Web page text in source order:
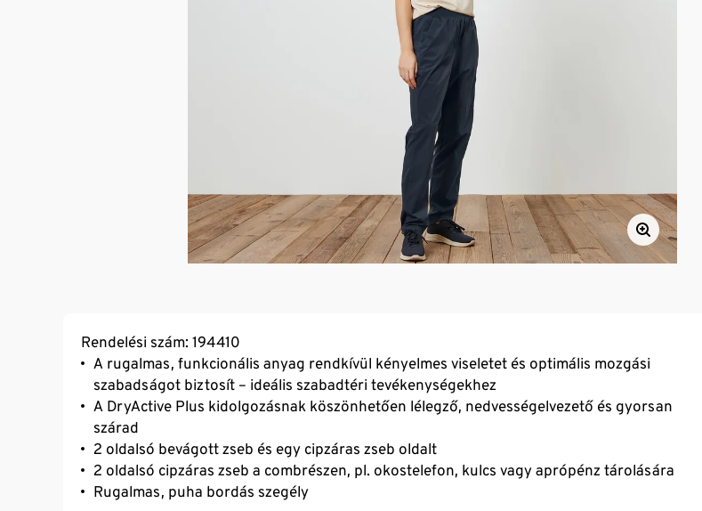
Rendelési szám: 194410
A rugalmas, funkcionális anyag rendkívül kényelmes viseletet és optimális mozgási
szabadságot biztosít – ideális szabadtéri tevékenységekhez
A DryActive Plus kidolgozásnak köszönhetően lélegző, nedvességelvezető és gyorsan
szárad
2 oldalsó bevágott zseb és egy cipzáras zseb oldalt
2 oldalsó cipzáras zseb a combrészen, pl. okostelefon, kulcs vagy aprópénz tárolására
Rugalmas, puha bordás szegély